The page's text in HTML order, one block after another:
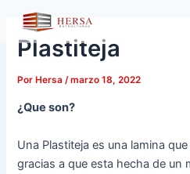
contenido
Plastiteja
PorHersa /marzo 18, 2022
¿Que son?
Una Plastiteja es una lamina
gracias a que esta hecha de un